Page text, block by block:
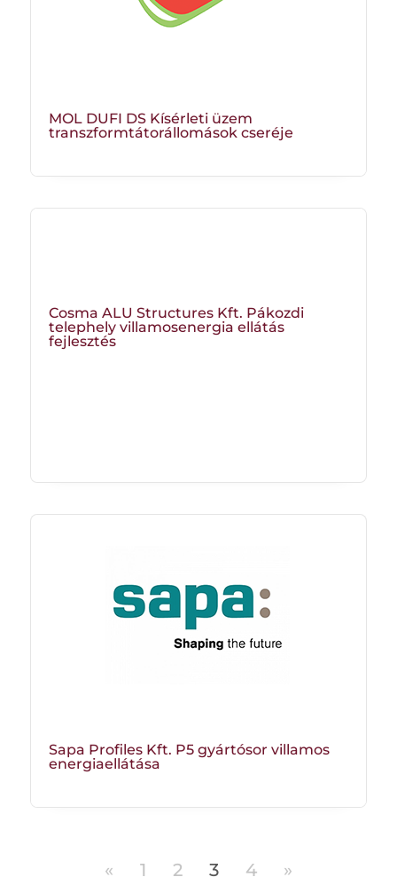
MOL DUFI DS Kísérleti üzem
transzformtátorállomások cseréje
Cosma ALU Structures Kft. Pákozdi
telephely villamosenergia ellátás
fejlesztés
Sapa Profiles Kft. P5 gyártósor villamos
energiaellátása
« 1 2 3 4 »